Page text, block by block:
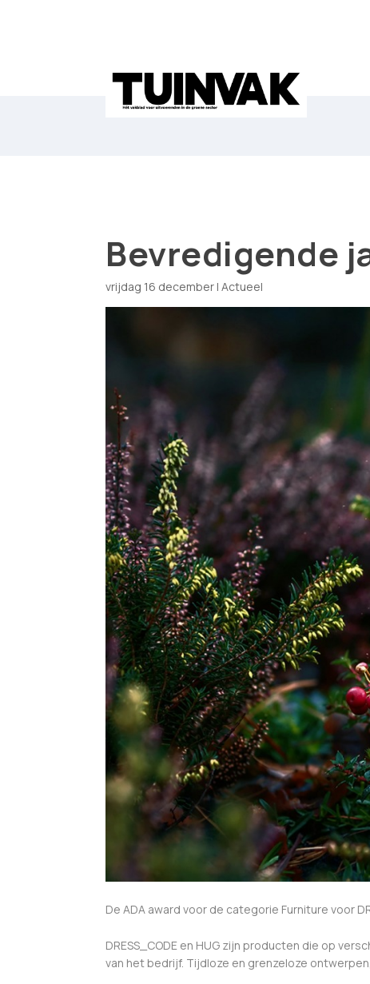
Bevredigende
vrijdag 16 december | Actueel
De ADA award voor de categorie Furniture voor
DRESS_CODE en HUG zijn producten die op
van het bedrijf. Tijdloze en grenzeloze